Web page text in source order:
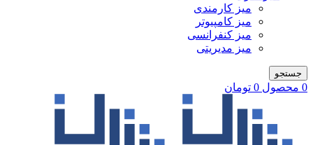
میز کارمندی
میز کامپیوتر
میز کنفرانسی
میز مدیریتی
جستجو
0 محصول 0 تومان